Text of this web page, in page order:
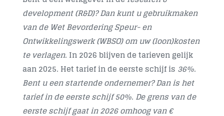
Contact
development (R&D)? Dan kunt u gebruikmaken
van de Wet Bevordering Speur- en
Ontwikkelingswerk (WBSO) om uw (loon)kosten
te verlagen. In 2026 blijven de tarieven gelijk
aan 2025. Het tarief in de eerste schijf is 36%.
Bent u een startende ondernemer? Dan is het
tarief in de eerste schijf 50%. De grens van de
eerste schijf gaat in 2026 omhoog van €